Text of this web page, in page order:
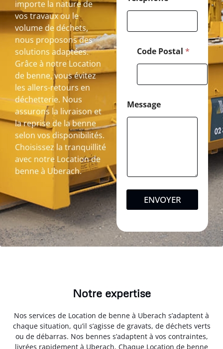
importe la nature de
vos travaux ou le
volume de déchets,
nous proposons des
solutions adaptées.
Grâce à notre Location
de benne, vous évitez
les allers-retours en
déchetterie. Nous
assurons la livraison et
la reprise de la benne
selon vos disponibilités.
Choisissez la tranquillité
avec notre Location de
benne à Uberach.
Code Postal *
Message
ENVOYER
Notre expertise
Nos services de Location de benne à Uberach s’adaptent à
chaque situation, qu’il s’agisse de gravats, de déchets verts
ou de débarras. Nos bennes s’adaptent à vos contraintes,
livrées rapidement à Uberach. Chaque Location de benne